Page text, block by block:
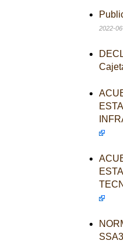
2022-